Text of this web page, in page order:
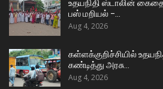
உதயநிதி ஸ்டாலின்
பஸ் மறியல் –…
Aug 4, 2026
கள்ளக்குறிச்சியில்
கண்டித்து அரசு…
Aug 4, 2026